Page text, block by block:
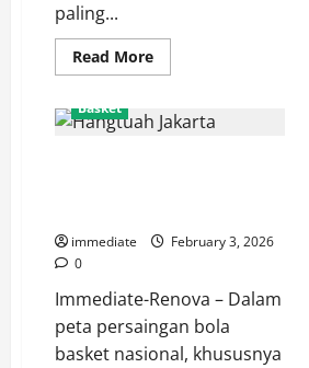
paling...
Read MoreRead
more
Kebangkitan
Pacific
Mampukah
Menembus
Basket
immediate
February 3, 2026
0
Immediate-Renova – Dalam
peta persaingan bola
basket nasional, khususnya